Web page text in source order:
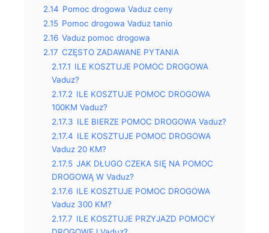
2.14 Pomoc drogowa Vaduz ceny
2.15 Pomoc drogowa Vaduz tanio
2.16 Vaduz pomoc drogowa
2.17 CZĘSTO ZADAWANE PYTANIA
2.17.1 ILE KOSZTUJE POMOC DROGOWA
Vaduz?
2.17.2 ILE KOSZTUJE POMOC DROGOWA
100KM Vaduz?
2.17.3 ILE BIERZE POMOC DROGOWA Vaduz?
2.17.4 ILE KOSZTUJE POMOC DROGOWA
Vaduz 20 KM?
2.17.5 JAK DŁUGO CZEKA SIĘ NA POMOC
DROGOWĄ W Vaduz?
2.17.6 ILE KOSZTUJE POMOC DROGOWA
Vaduz 300 KM?
2.17.7 ILE KOSZTUJE PRZYJAZD POMOCY